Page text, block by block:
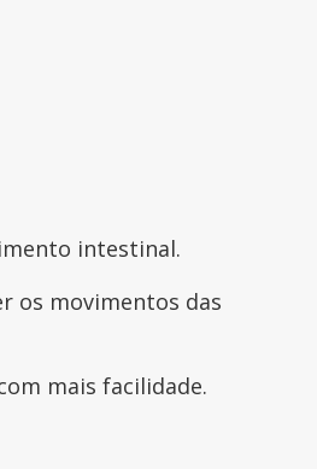
intestinal.
os movimentos das
mais facilidade.